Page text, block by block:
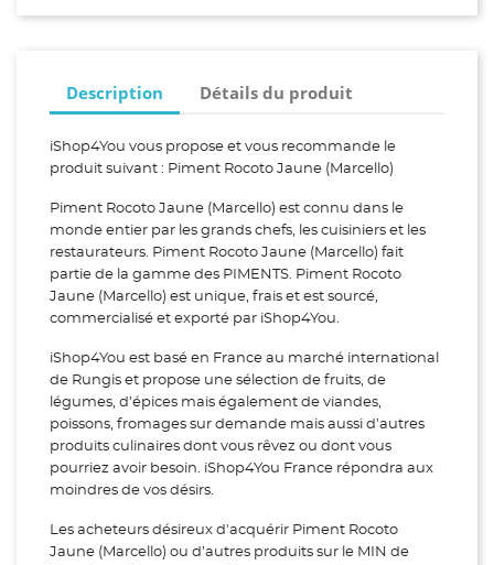
Description Détails du produit
iShop4You vous propose et vous recommande le
produit suivant : Piment Rocoto Jaune (Marcello)
Piment Rocoto Jaune (Marcello) est connu dans le
monde entier par les grands chefs, les cuisiniers et les
restaurateurs. Piment Rocoto Jaune (Marcello) fait
partie de la gamme des PIMENTS. Piment Rocoto
Jaune (Marcello) est unique, frais et est sourcé,
commercialisé et exporté par iShop4You.
iShop4You est basé en France au marché international
de Rungis et propose une sélection de fruits, de
légumes, d’épices mais également de viandes,
poissons, fromages sur demande mais aussi d’autres
produits culinaires dont vous rêvez ou dont vous
pourriez avoir besoin. iShop4You France répondra aux
moindres de vos désirs.
Les acheteurs désireux d'acquérir Piment Rocoto
Jaune (Marcello) ou d’autres produits sur le MIN de